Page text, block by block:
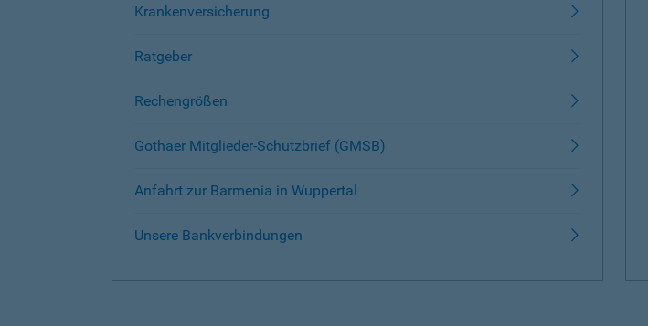
Krankenversicherung
Ratgeber
Rechengrößen
Gothaer Mitglieder-Schutzbrief (GMSB)
Anfahrt zur Barmenia in Wuppertal
Unsere Bankverbindungen